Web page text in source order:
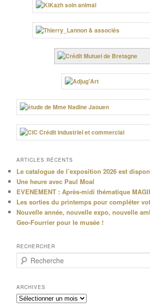
ARTICLES RÉCENTS
Le catalogue de l’exposition 2026 est
Une heure avec Paul Moal
EVENEMENT : Après-midi thématique
Les sorties du printemps pour compléter
Nouvelle année, nouvelle expo, nouvelle
Geo-Fourrier pour le musée !
RECHERCHER
e
h
e
r
ARCHIVES
Archives